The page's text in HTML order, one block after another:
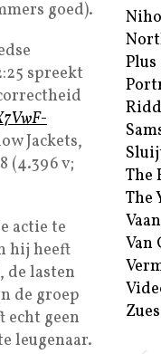
goed).
spreekt
Jackets,
(4.396 v;
actie te
hij heeft
de lasten
de groep
echt geen
leugenaar.
Plus
The
The
Van